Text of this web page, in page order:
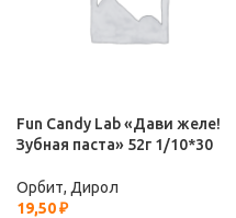
Fun Candy Lab «Дави желе!
Зубная паста» 52г 1/10*30
Орбит, Дирол
19,50₽